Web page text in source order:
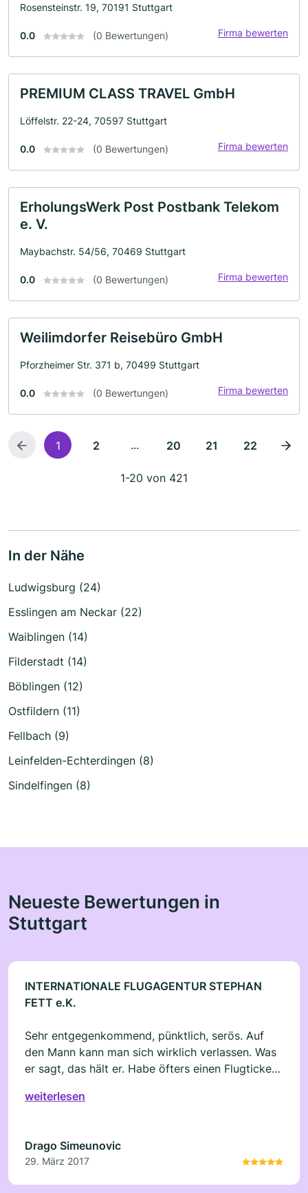
Rosensteinstr. 19, 70191 Stuttgart
0.0 (0 Bewertungen) Firma bewerten
PREMIUM CLASS TRAVEL GmbH
Löffelstr. 22-24, 70597 Stuttgart
0.0 (0 Bewertungen) Firma bewerten
ErholungsWerk Post Postbank Telekom
e. V.
Maybachstr. 54/56, 70469 Stuttgart
0.0 (0 Bewertungen) Firma bewerten
Weilimdorfer Reisebüro GmbH
Pforzheimer Str. 371 b, 70499 Stuttgart
0.0 (0 Bewertungen) Firma bewerten
1 2 ... 20 21 22
1-20 von 421
In der Nähe
Ludwigsburg (24)
Esslingen am Neckar (22)
Waiblingen (14)
Filderstadt (14)
Böblingen (12)
Ostfildern (11)
Fellbach (9)
Leinfelden-Echterdingen (8)
Sindelfingen (8)
Neueste Bewertungen in
Stuttgart
INTERNATIONALE FLUGAGENTUR STEPHAN
FETT e.K.
Sehr entgegenkommend, pünktlich, serös. Auf
den Mann kann man sich wirklich verlassen. Was
er sagt, das hält er. Habe öfters einen Flugticket
weiterlesen
Drago Simeunovic
29. März 2017